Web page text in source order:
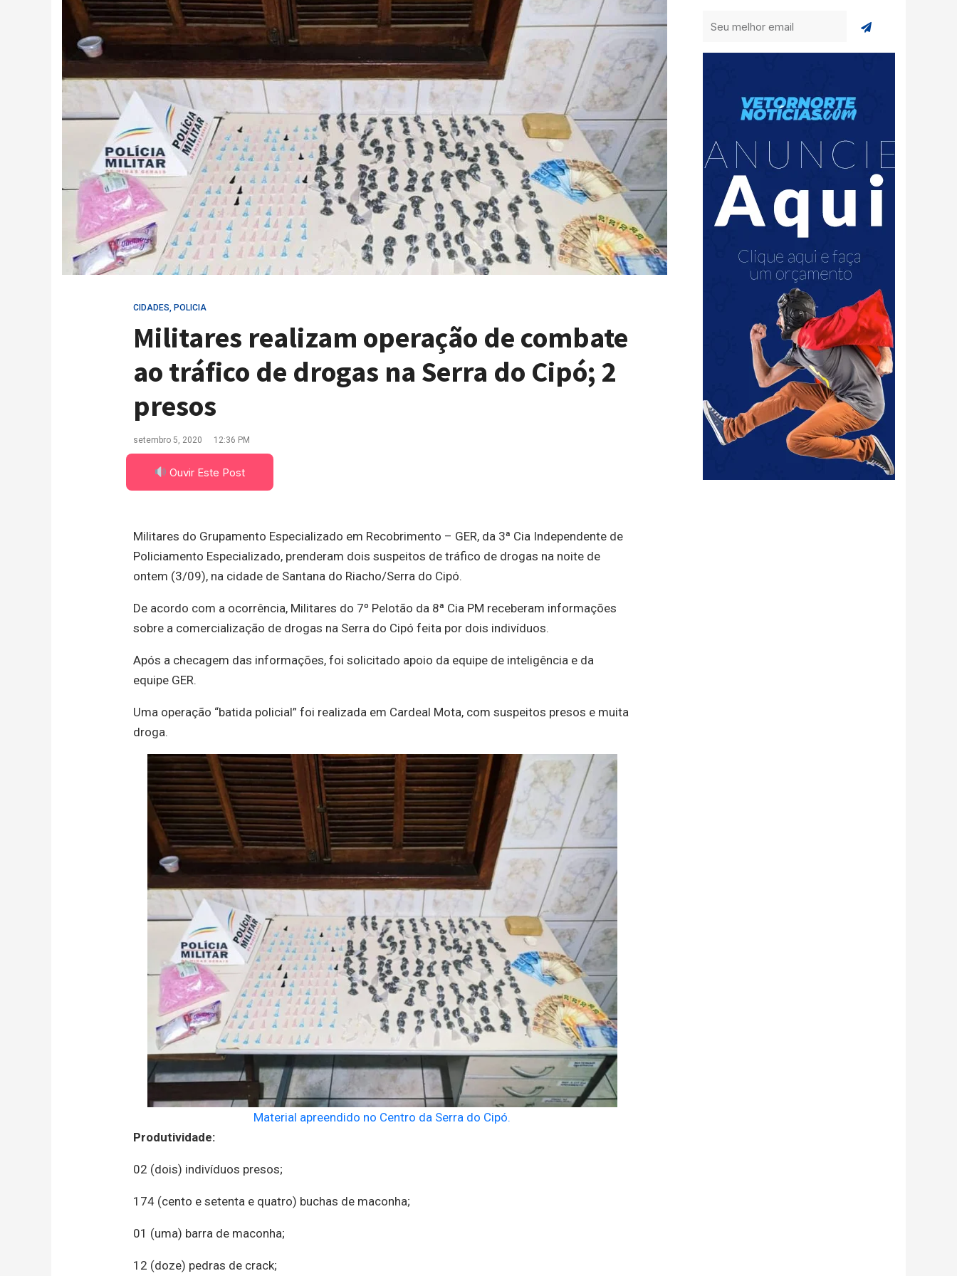
CIDADES, POLICIA
Militares realizam operação de combate
ao tráfico de drogas na Serra do Cipó; 2
presos
setembro 5, 2020 12:36 PM
Ouvir Este Post
Militares do Grupamento Especializado em Recobrimento – GER, da 3ª Cia Independente de
Policiamento Especializado, prenderam dois suspeitos de tráfico de drogas na noite de
ontem (3/09), na cidade de Santana do Riacho/Serra do Cipó.
De acordo com a ocorrência, Militares do 7º Pelotão da 8ª Cia PM receberam informações
sobre a comercialização de drogas na Serra do Cipó feita por dois indivíduos.
Após a checagem das informações, foi solicitado apoio da equipe de inteligência e da
equipe GER.
Uma operação “batida policial” foi realizada em Cardeal Mota, com suspeitos presos e muita
droga.
Material apreendido no Centro da Serra do Cipó.
Produtividade:
02 (dois) indivíduos presos;
174 (cento e setenta e quatro) buchas de maconha;
01 (uma) barra de maconha;
12 (doze) pedras de crack;